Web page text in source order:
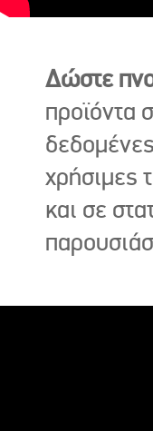
Δώστε
προϊόντα
χρήσιμες
και σε